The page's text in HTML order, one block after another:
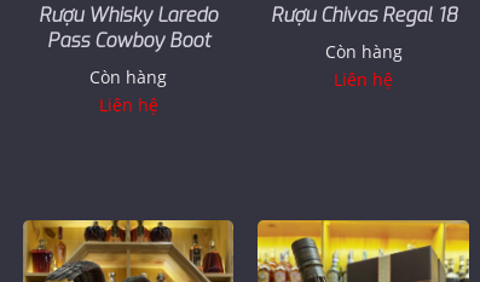
Rượu Whisky Laredo
Pass Cowboy Boot
Còn hàng
Liên hệ
Rượu Chivas Regal 18
Còn hàng
Liên hệ